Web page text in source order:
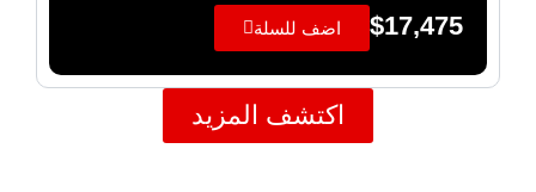
$17,475 اضف للسلة
اكتشف المزيد